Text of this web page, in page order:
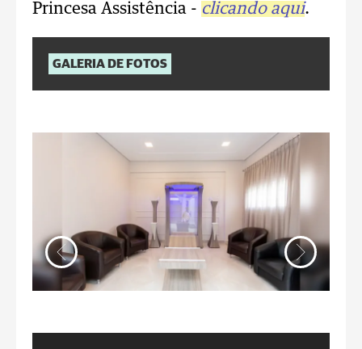
Princesa Assistência - clicando aqui.
GALERIA DE FOTOS